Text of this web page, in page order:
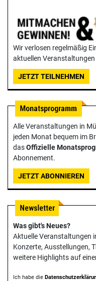
Wir verlosen regelmäßig
aktuellen
JETZT TEILNEHMEN
Alle Veranstaltungen in
jeden Monat bequem im
dasOffizielle
Abonnement.
JETZT ABONNIEREN
Was gibt's Neues?
Aktuelle Veranstaltungen
Konzerte, Ausstellungen,
weitere Highlights auf
Ich habe die